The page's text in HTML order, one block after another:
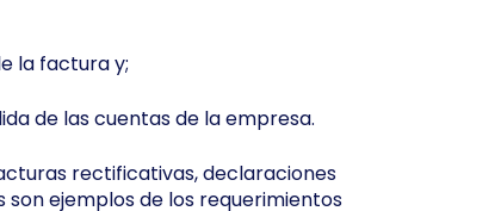
la factura y;
de las cuentas de la empresa.
rectificativas, declaraciones
ejemplos de los requerimientos